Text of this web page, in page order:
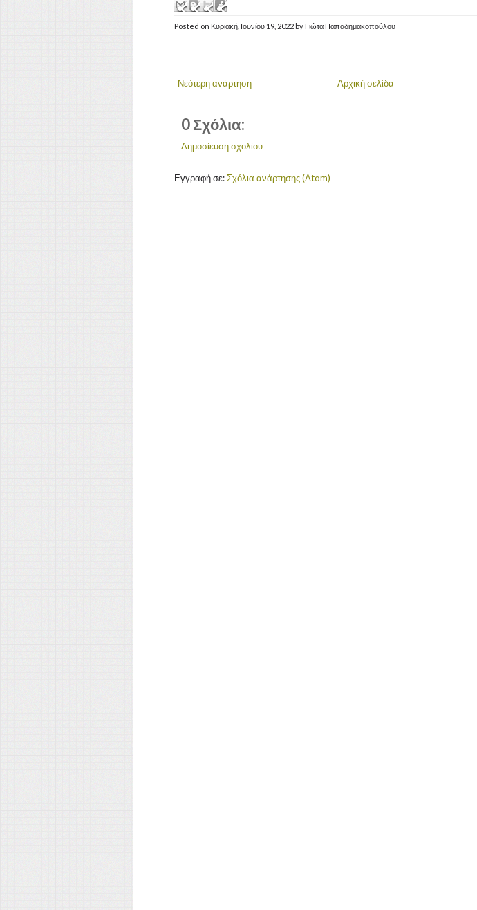
Posted on Κυριακή, Ιουνίου 19, 2022 by Γιώτα Παπαδημακοπούλου
Νεότερη ανάρτηση Αρχική σελίδα
0 Σχόλια:
Δημοσίευση σχολίου
Εγγραφή σε:Σχόλια ανάρτησης (Atom)